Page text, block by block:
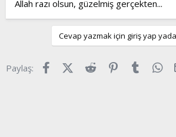
Allah razı olsun, güzelmiş gerçekten...
Cevap yazmak için giriş yap
Paylaş: FacebookX (Twitter)
Reddit Pinterest
Tumblr